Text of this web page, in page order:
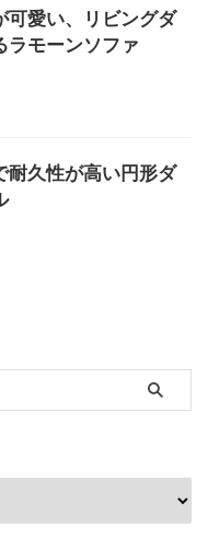
可愛い、リビングダ
ラモーンソファ
耐久性が高い円形ダ